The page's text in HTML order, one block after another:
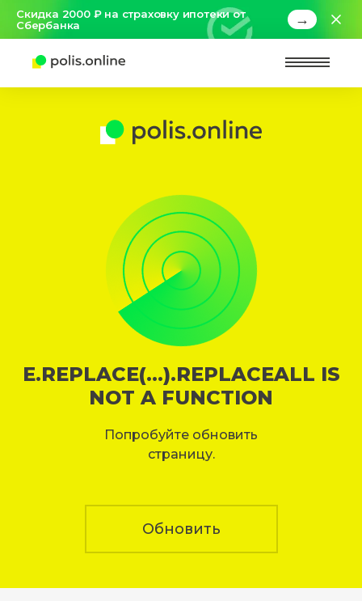
Скидка 2000 ₽ на страховку ипотеки от
Сбербанка
→
E.REPLACE(...).REPLACEALL IS
NOT A FUNCTION
Попробуйте обновить
страницу.
Обновить